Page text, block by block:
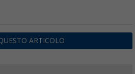
99€49,99 €
ARTICOLO